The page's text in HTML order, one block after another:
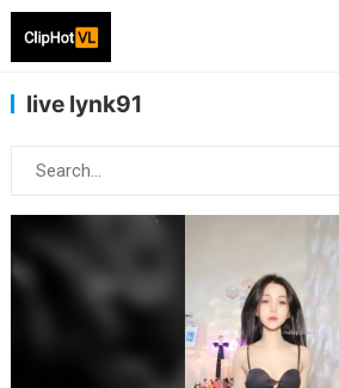
live lynk91